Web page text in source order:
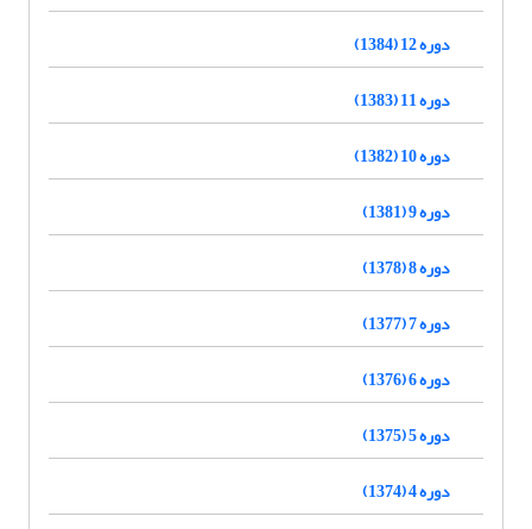
دوره 12 (1384)
دوره 11 (1383)
دوره 10 (1382)
دوره 9 (1381)
دوره 8 (1378)
دوره 7 (1377)
دوره 6 (1376)
دوره 5 (1375)
دوره 4 (1374)